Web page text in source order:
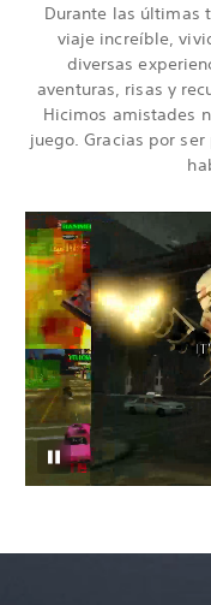
Durante las últimas
viaje increíble,
diversas
aventuras, risas y
Hicimos amistades
juego. Gracias por